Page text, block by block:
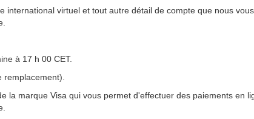
international virtuel et tout autre détail de compte que nous
à 17 h 00 CET.
la marque Visa qui vous permet d'effectuer des paiements en